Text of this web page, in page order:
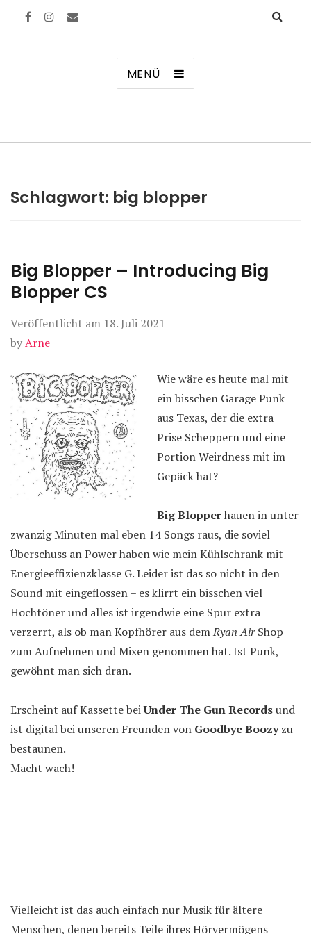
MENÜ
Schlagwort: big blopper
Big Blopper – Introducing Big
Blopper CS
Veröffentlicht am 18. Juli 2021
byArne
Wie wäre es heute mal mit
ein bisschen Garage Punk
aus Texas, der die extra
Prise Scheppern und eine
Portion Weirdness mit im
Gepäck hat?
Big Blopperhauen in unter
zwanzig Minuten mal eben 14 Songs raus, die soviel
Überschuss an Power haben wie mein Kühlschrank mit
Energieeffizienzklasse G. Leider ist das so nicht in den
Sound mit eingeflossen – es klirrt ein bisschen viel
Hochtöner und alles ist irgendwie eine Spur extra
verzerrt, als ob man Kopfhörer aus demRyan AirShop
zum Aufnehmen und Mixen genommen hat. Ist Punk,
gewöhnt man sich dran.
Erscheint auf Kassette beiUnder The Gun Recordsund
ist digital bei unseren Freunden von Goodbye Boozyzu
bestaunen.
Macht wach!
Vielleicht ist das auch einfach nur Musik für ältere
Menschen, denen bereits Teile ihres Hörvermögens